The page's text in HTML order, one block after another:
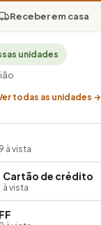
Receber em casa
unidades
todas as unidades →
à vista
Cartão de crédito
à vista